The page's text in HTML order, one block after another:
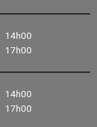
14h00
17h00
14h00
17h00